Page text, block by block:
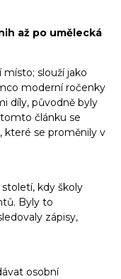
až po umělecká
slouží jako
moderní ročenky
díly, původně byly
článku se
které se proměnily v
kdy školy
Byly to
zápisy,
osobní